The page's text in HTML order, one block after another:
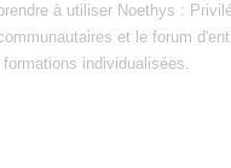
à utiliser Noethys :
et le forum
individualisées.